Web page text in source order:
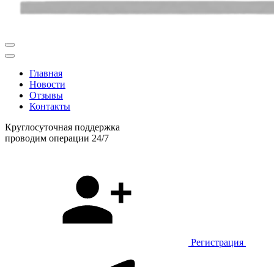
Главная
Новости
Отзывы
Контакты
Круглосуточная поддержка
проводим операции 24/7
Регистрация